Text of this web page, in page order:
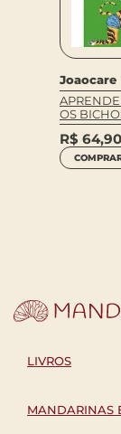
Joaocare
OS
R$ 64,90
LIVROS
MANDARINAS